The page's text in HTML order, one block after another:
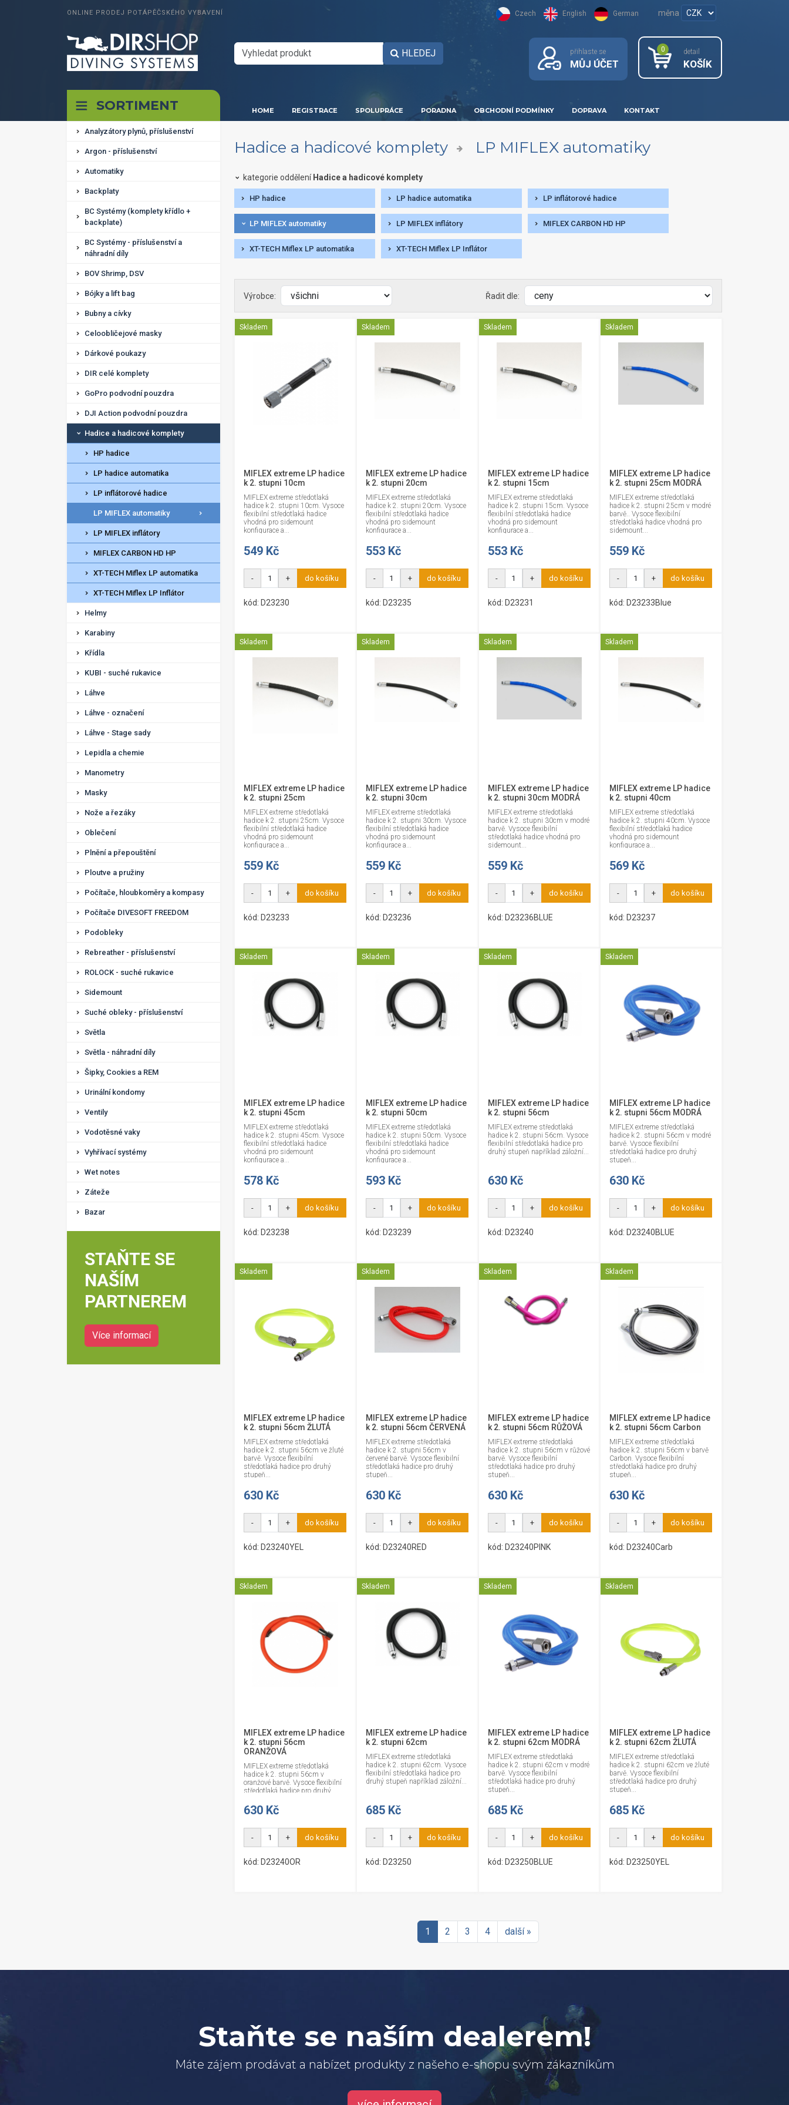
ONLINE PRODEJ POTÁPĚČSKÉHO VYBAVENÍ Czech English German měna
HLEDEJ přihlaste se
MŮJ ÚČET
0 detail
KOŠÍK
SORTIMENT HOME REGISTRACE SPOLUPRÁCE PORADNA OBCHODNÍ PODMÍNKY DOPRAVA KONTAKT
Analyzátory plynů, příslušenství
Argon - příslušenství
Automatiky
Backplaty
BC Systémy (komplety křídlo +
backplate)
BC Systémy - příslušenství a
náhradní díly
BOV Shrimp, DSV
Bójky a lift bag
Bubny a cívky
Celoobličejové masky
Dárkové poukazy
DIR celé komplety
GoPro podvodní pouzdra
DJI Action podvodní pouzdra
Hadice a hadicové komplety
HP hadice
LP hadice automatika
LP inflátorové hadice
LP MIFLEX automatiky
LP MIFLEX inflátory
MIFLEX CARBON HD HP
XT-TECH Miflex LP automatika
XT-TECH Miflex LP Inflátor
Helmy
Karabiny
Křídla
KUBI - suché rukavice
Láhve
Láhve - označení
Láhve - Stage sady
Lepidla a chemie
Manometry
Masky
Nože a řezáky
Oblečení
Plnění a přepouštění
Ploutve a pružiny
Počítače, hloubkoměry a kompasy
Počítače DIVESOFT FREEDOM
Podobleky
Rebreather - příslušenství
ROLOCK - suché rukavice
Sidemount
Suché obleky - příslušenství
Světla
Světla - náhradní díly
Šipky, Cookies a REM
Urinální kondomy
Ventily
Vodotěsné vaky
Vyhřívací systémy
Wet notes
Záteže
Bazar
STAŇTE SE
NAŠÍM
PARTNEREM
Více informací
Hadice a hadicové komplety LP MIFLEX automatiky
kategorie oddělení Hadice a hadicové komplety
HP hadice LP hadice automatika LP inflátorové hadice
LP MIFLEX automatiky LP MIFLEX inflátory MIFLEX CARBON HD HP
XT-TECH Miflex LP automatika XT-TECH Miflex LP Inflátor
Výrobce: Řadit dle:
Skladem
MIFLEX extreme LP hadice
k 2. stupni 10cm
MIFLEX extreme středotlaká
hadice k 2. stupni 10cm. Vysoce
flexibilní středotlaká hadice
vhodná pro sidemount
konfigurace a...
549 Kč
- + do košíku
kód: D23230
Skladem
MIFLEX extreme LP hadice
k 2. stupni 20cm
MIFLEX extreme středotlaká
hadice k 2. stupni 20cm. Vysoce
flexibilní středotlaká hadice
vhodná pro sidemount
konfigurace a...
553 Kč
- + do košíku
kód: D23235
Skladem
MIFLEX extreme LP hadice
k 2. stupni 15cm
MIFLEX extreme středotlaká
hadice k 2. stupni 15cm. Vysoce
flexibilní středotlaká hadice
vhodná pro sidemount
konfigurace a...
553 Kč
- + do košíku
kód: D23231
Skladem
MIFLEX extreme LP hadice
k 2. stupni 25cm MODRÁ
MIFLEX extreme středotlaká
hadice k 2. stupni 25cm v modré
barvě.. Vysoce flexibilní
středotlaká hadice vhodná pro
sidemount...
559 Kč
- + do košíku
kód: D23233Blue
Skladem
MIFLEX extreme LP hadice
k 2. stupni 25cm
MIFLEX extreme středotlaká
hadice k 2. stupni 25cm. Vysoce
flexibilní středotlaká hadice
vhodná pro sidemount
konfigurace a...
559 Kč
- + do košíku
kód: D23233
Skladem
MIFLEX extreme LP hadice
k 2. stupni 30cm
MIFLEX extreme středotlaká
hadice k 2. stupni 30cm. Vysoce
flexibilní středotlaká hadice
vhodná pro sidemount
konfigurace a...
559 Kč
- + do košíku
kód: D23236
Skladem
MIFLEX extreme LP hadice
k 2. stupni 30cm MODRÁ
MIFLEX extreme středotlaká
hadice k 2. stupni 30cm v modré
barvě. Vysoce flexibilní
středotlaká hadice vhodná pro
sidemount...
559 Kč
- + do košíku
kód: D23236BLUE
Skladem
MIFLEX extreme LP hadice
k 2. stupni 40cm
MIFLEX extreme středotlaká
hadice k 2. stupni 40cm. Vysoce
flexibilní středotlaká hadice
vhodná pro sidemount
konfigurace a...
569 Kč
- + do košíku
kód: D23237
Skladem
MIFLEX extreme LP hadice
k 2. stupni 45cm
MIFLEX extreme středotlaká
hadice k 2. stupni 45cm. Vysoce
flexibilní středotlaká hadice
vhodná pro sidemount
konfigurace a...
578 Kč
- + do košíku
kód: D23238
Skladem
MIFLEX extreme LP hadice
k 2. stupni 50cm
MIFLEX extreme středotlaká
hadice k 2. stupni 50cm. Vysoce
flexibilní středotlaká hadice
vhodná pro sidemount
konfigurace a...
593 Kč
- + do košíku
kód: D23239
Skladem
MIFLEX extreme LP hadice
k 2. stupni 56cm
MIFLEX extreme středotlaká
hadice k 2. stupni 56cm. Vysoce
flexibilní středotlaká hadice pro
druhý stupeň například záložní...
630 Kč
- + do košíku
kód: D23240
Skladem
MIFLEX extreme LP hadice
k 2. stupni 56cm MODRÁ
MIFLEX extreme středotlaká
hadice k 2. stupni 56cm v modré
barvě. Vysoce flexibilní
středotlaká hadice pro druhý
stupeň...
630 Kč
- + do košíku
kód: D23240BLUE
Skladem
MIFLEX extreme LP hadice
k 2. stupni 56cm ŽLUTÁ
MIFLEX extreme středotlaká
hadice k 2. stupni 56cm ve žluté
barvě. Vysoce flexibilní
středotlaká hadice pro druhý
stupeň...
630 Kč
- + do košíku
kód: D23240YEL
Skladem
MIFLEX extreme LP hadice
k 2. stupni 56cm ČERVENÁ
MIFLEX extreme středotlaká
hadice k 2. stupni 56cm v
červené barvě. Vysoce flexibilní
středotlaká hadice pro druhý
stupeň...
630 Kč
- + do košíku
kód: D23240RED
Skladem
MIFLEX extreme LP hadice
k 2. stupni 56cm RŮŽOVÁ
MIFLEX extreme středotlaká
hadice k 2. stupni 56cm v růžové
barvě. Vysoce flexibilní
středotlaká hadice pro druhý
stupeň...
630 Kč
- + do košíku
kód: D23240PINK
Skladem
MIFLEX extreme LP hadice
k 2. stupni 56cm Carbon
MIFLEX extreme středotlaká
hadice k 2. stupni 56cm v barvě
Carbon. Vysoce flexibilní
středotlaká hadice pro druhý
stupeň...
630 Kč
- + do košíku
kód: D23240Carb
Skladem
MIFLEX extreme LP hadice
k 2. stupni 56cm
ORANŽOVÁ
MIFLEX extreme středotlaká
hadice k 2. stupni 56cm v
oranžové barvě. Vysoce flexibilní
středotlaká hadice pro druhý
630 Kč
- + do košíku
kód: D23240OR
Skladem
MIFLEX extreme LP hadice
k 2. stupni 62cm
MIFLEX extreme středotlaká
hadice k 2. stupni 62cm. Vysoce
flexibilní středotlaká hadice pro
druhý stupeň například záložní...
685 Kč
- + do košíku
kód: D23250
Skladem
MIFLEX extreme LP hadice
k 2. stupni 62cm MODRÁ
MIFLEX extreme středotlaká
hadice k 2. stupni 62cm v modré
barvě. Vysoce flexibilní
středotlaká hadice pro druhý
stupeň...
685 Kč
- + do košíku
kód: D23250BLUE
Skladem
MIFLEX extreme LP hadice
k 2. stupni 62cm ŽLUTÁ
MIFLEX extreme středotlaká
hadice k 2. stupni 62cm ve žluté
barvě. Vysoce flexibilní
středotlaká hadice pro druhý
stupeň...
685 Kč
- + do košíku
kód: D23250YEL
1 2 3 4 další »
Staňte se naším dealerem!
Máte zájem prodávat a nabízet produkty z našeho e-shopu svým zákazníkům